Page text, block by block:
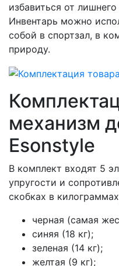
избавиться от
Инвентарь можно
собой в спортзал, в
природу.
механизм
Esonstyle
В комплект входят 5
упругости и
скобках в
черная (самая
синяя (18 кг);
зеленая (14 кг);
желтая (9 кг);